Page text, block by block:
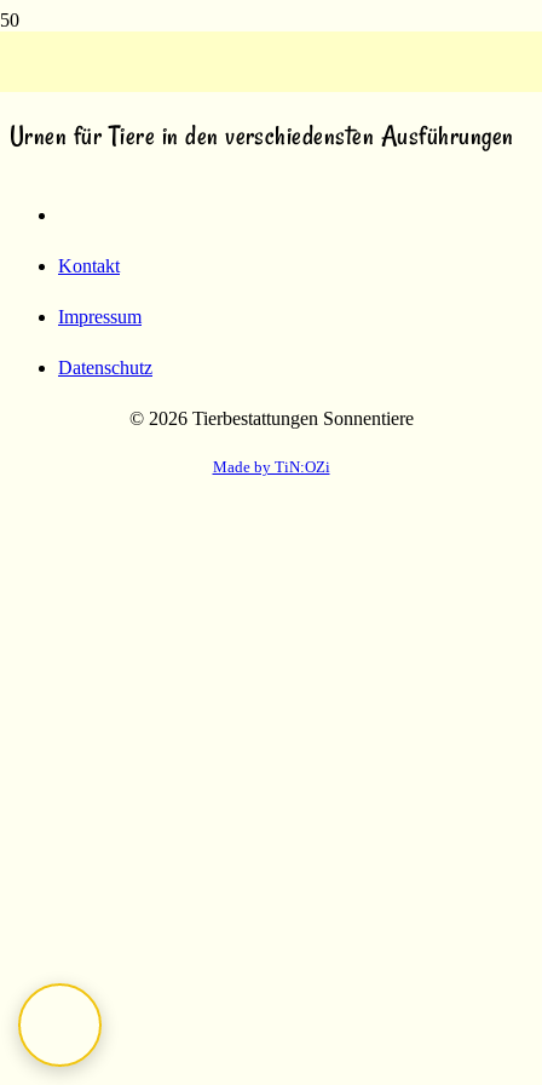
Urnen für Tiere in den verschiedensten Ausführungen
Kontakt
Impressum
Datenschutz
© 2026 Tierbestattungen Sonnentiere
Made by TiN:OZi